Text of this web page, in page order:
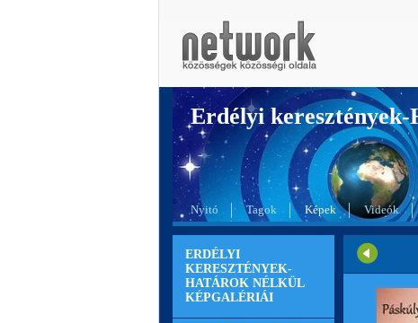
Erdélyi
Nyitó Tagok Képek Videók
ERDÉLYI
KERESZTÉNYEK-
HATÁROK NÉLKÜL
KÉPGALÉRIÁI